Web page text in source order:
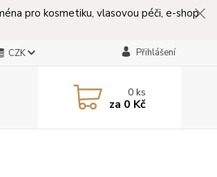
pro kosmetiku, vlasovou péči, e-shop
CZK Přihlášení
0ks
za 0 Kč